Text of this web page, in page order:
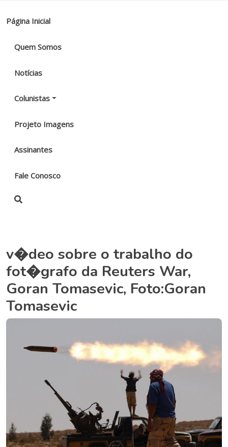
Página Inicial
Quem Somos
Notícias
Colunistas
Projeto Imagens
Assinantes
Fale Conosco
v�deo sobre o trabalho do
fot�grafo da Reuters War,
Goran Tomasevic, Foto:Goran
Tomasevic